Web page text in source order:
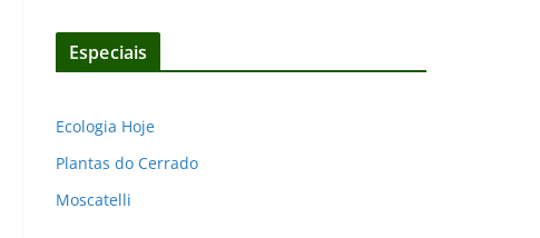
Especiais
Ecologia Hoje
Plantas do Cerrado
Moscatelli